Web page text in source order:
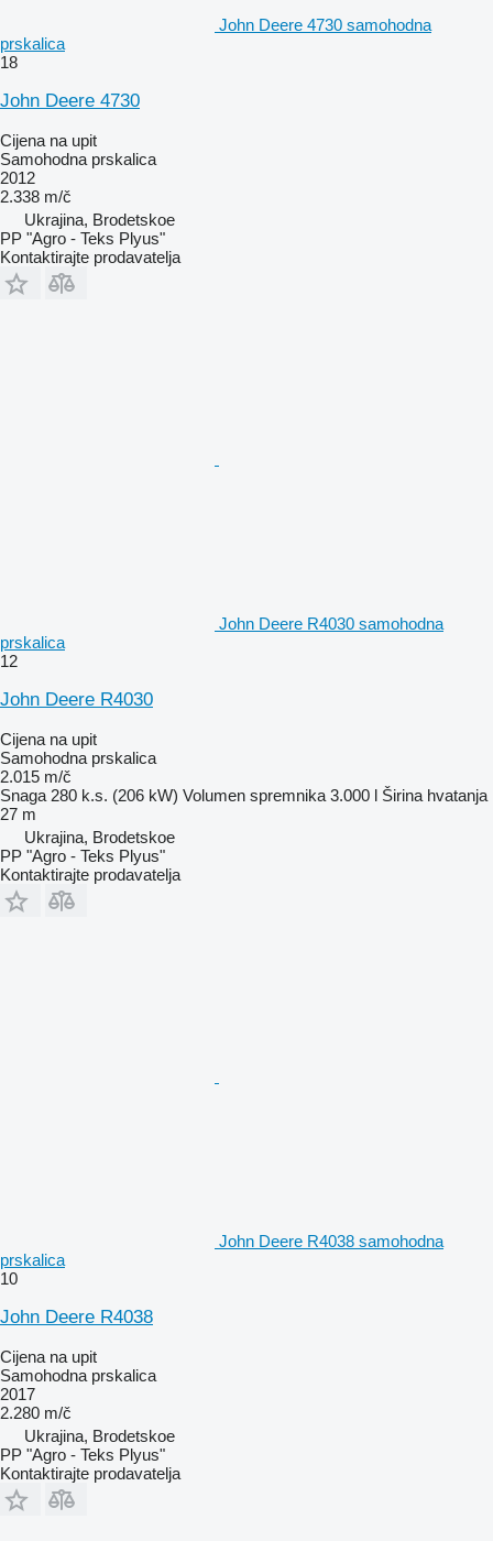
John Deere 4730 samohodna
prskalica
18
John Deere 4730
Cijena na upit
Samohodna prskalica
2012
2.338 m/č
Ukrajina, Brodetskoe
PP "Agro - Teks Plyus"
Kontaktirajte prodavatelja
John Deere R4030 samohodna
prskalica
12
John Deere R4030
Cijena na upit
Samohodna prskalica
2.015 m/č
Snaga 280 k.s. (206 kW) Volumen spremnika 3.000 l Širina hvatanja
27 m
Ukrajina, Brodetskoe
PP "Agro - Teks Plyus"
Kontaktirajte prodavatelja
John Deere R4038 samohodna
prskalica
10
John Deere R4038
Cijena na upit
Samohodna prskalica
2017
2.280 m/č
Ukrajina, Brodetskoe
PP "Agro - Teks Plyus"
Kontaktirajte prodavatelja